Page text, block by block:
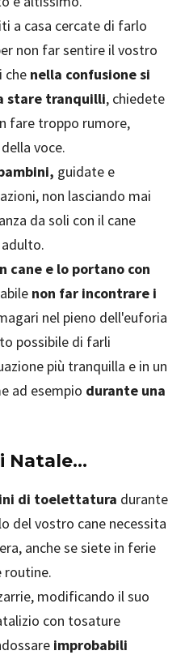
a casa cercate di farlo
non far sentire il vostro
che nella confusione si
stare tranquilli, chiedete
fare troppo rumore,
voce.
guidate e
non lasciando mai
da soli con il cane
cane e lo portano con
non far incontrare i
nel pieno dell'euforia
possibile di farli
più tranquilla e in un
ad esempio durante una
Natale...
di toelettatura durante
del vostro cane necessita
anche se siete in ferie
routine.
modificando il suo
con tosature
improbabili